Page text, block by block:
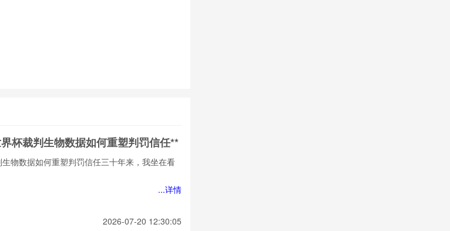
杯裁判生物数据如何重塑判罚信任**
物数据如何重塑判罚信任三十年来，我坐在看
...详情
2026-07-20 12:30:05